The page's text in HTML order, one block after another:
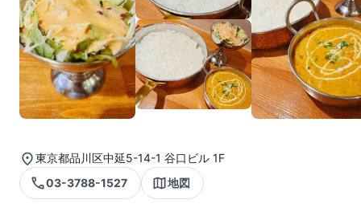
東京都品川区中延5-14-1 谷口ビル 1F
03-3788-1527
地図